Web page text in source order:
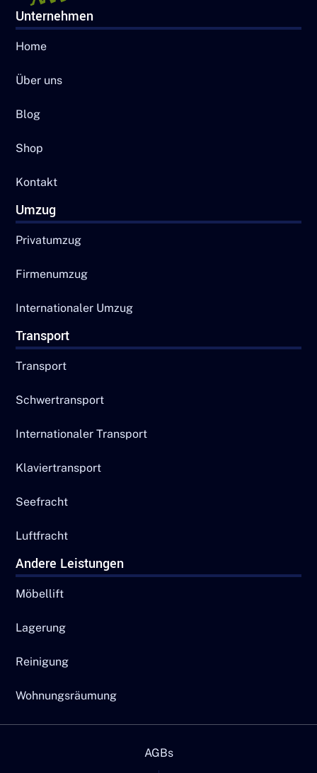
Unternehmen
Home
Über uns
Blog
Shop
Kontakt
Umzug
Privatumzug
Firmenumzug
Internationaler Umzug
Transport
Transport
Schwertransport
Internationaler Transport
Klaviertransport
Seefracht
Luftfracht
Andere Leistungen
Möbellift
Lagerung
Reinigung
Wohnungsräumung
AGBs